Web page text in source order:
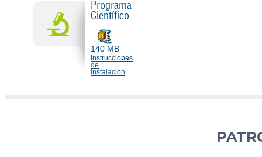
Programa
Científico
140 MB
Instrucciones
de
instalación